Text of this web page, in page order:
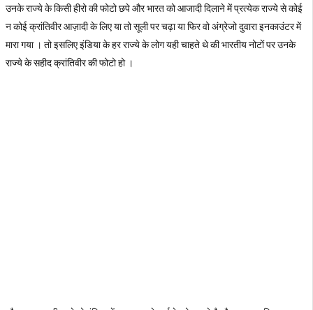
उनके राज्ये के किसी हीरो की फोटो छपे और भारत को आजादी दिलाने में प्रत्येक राज्ये से कोई
न कोई क्रांतिवीर आज़ादी के लिए या तो सूली पर चढ़ा या फिर वो अंग्रेजो दुवारा इनकाउंटर में
मारा गया । तो इसलिए इंडिया के हर राज्ये के लोग यही चाहते थे की भारतीय नोटों पर उनके
राज्ये के सहीद क्रांतिवीर की फोटो हो ।